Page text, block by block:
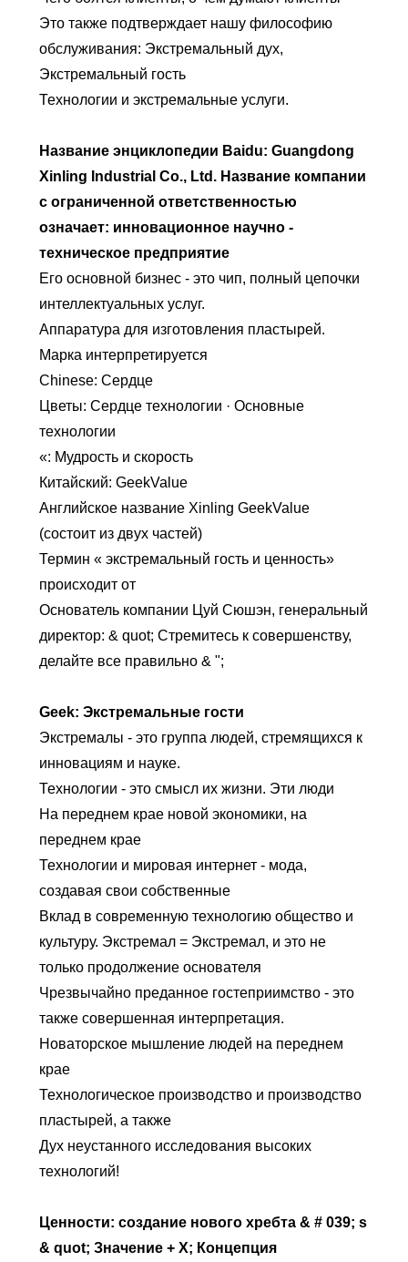
Это также подтверждает нашу философию
обслуживания: Экстремальный дух,
Экстремальный гость
Технологии и экстремальные услуги.
Название энциклопедии Baidu: Guangdong
Xinling Industrial Co., Ltd. Название компании
с ограниченной ответственностью
означает: инновационное научно -
техническое предприятие
Его основной бизнес - это чип, полный цепочки
интеллектуальных услуг.
Аппаратура для изготовления пластырей.
Марка интерпретируется
Chinese: Сердце
Цветы: Сердце технологии · Основные
технологии
«: Мудрость и скорость
Китайский: GeekValue
Английское название Xinling GeekValue
(состоит из двух частей)
Термин « экстремальный гость и ценность»
происходит от
Основатель компании Цуй Сюшэн, генеральный
директор: & quot; Стремитесь к совершенству,
делайте все правильно & ";
Geek: Экстремальные гости
Экстремалы - это группа людей, стремящихся к
инновациям и науке.
Технологии - это смысл их жизни. Эти люди
На переднем крае новой экономики, на
переднем крае
Технологии и мировая интернет - мода,
создавая свои собственные
Вклад в современную технологию общество и
культуру. Экстремал = Экстремал, и это не
только продолжение основателя
Чрезвычайно преданное гостеприимство - это
также совершенная интерпретация.
Новаторское мышление людей на переднем
крае
Технологическое производство и производство
пластырей, а также
Дух неустанного исследования высоких
технологий!
Ценности: создание нового хребта & # 039; s
& quot; Значение + X; Концепция